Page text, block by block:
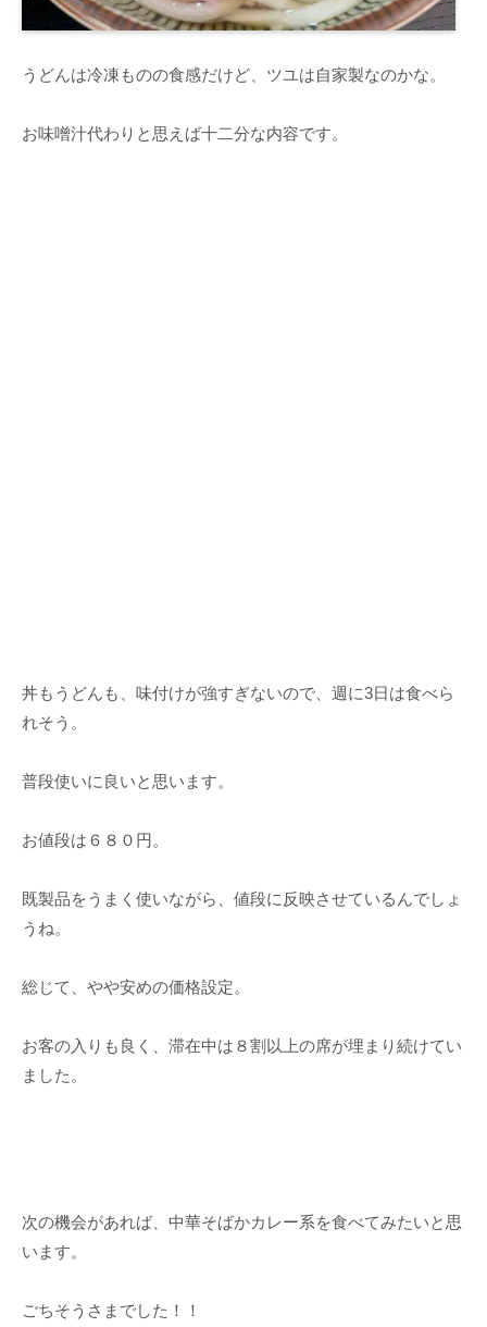
うどんは冷凍ものの食感だけど、ツユは自家製なのかな。
お味噌汁代わりと思えば十二分な内容です。
丼もうどんも、味付けが強すぎないので、週に3日は食べら
れそう。
普段使いに良いと思います。
お値段は６８０円。
既製品をうまく使いながら、値段に反映させているんでしょ
うね。
総じて、やや安めの価格設定。
お客の入りも良く、滞在中は８割以上の席が埋まり続けてい
ました。
次の機会があれば、中華そばかカレー系を食べてみたいと思
います。
ごちそうさまでした！！